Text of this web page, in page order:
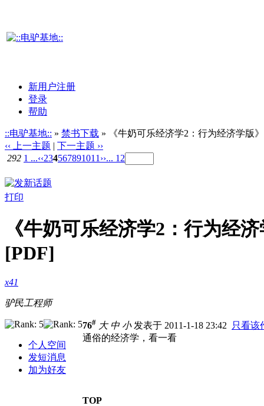
新用户注册
登录
帮助
::电驴基地:: » 禁书下载 » 《牛奶可乐经济学2：行为经济学版
‹‹ 上一主题 | 下一主题 ››
292 1 ...‹‹234567891011 ››... 12
打印
《牛奶可乐经济学2：行为经
[PDF]
x41
驴民工程师
个人空间
发短消息
加为好友
76# 大 中 小发表于 2011-1-18 23:42
只看该
通俗的经济学，看一看
TOP